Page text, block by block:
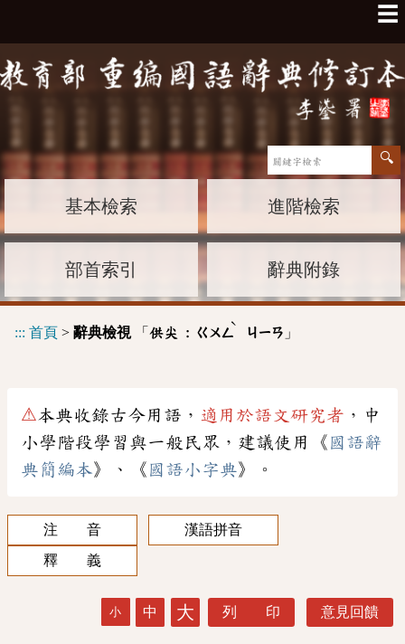
☰
基本檢索 進階檢索
部首索引 辭典附錄
::: 首頁 > 辭典檢視「 供尖 : ㄍㄨㄥ
ˋ
ㄐㄧㄢ 」
⚠本典收錄古今用語， 適用於語文研究者 ，中
小學階段學習與一般民眾，建議使用《 國語辭
典簡編本》、《 國語小字典》。
注 音
漢語拼音
釋 義
小 中 大 列 印 意見回饋